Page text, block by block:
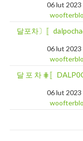
06 lut 2023
달포차〕〚
06 lut 2023
달 포 차 ⋕〚
06 lut 2023